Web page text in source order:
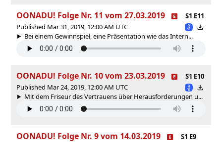
OONADU! Folge Nr. 11 vom 27.03.2019
S1 E11
Published Mar 31, 2019, 12:00 AM UTC
Bei einem Gewinnspiel, eine Präsentation wie das Intern...
OONADU! Folge Nr. 10 vom 23.03.2019
S1 E10
Published Mar 24, 2019, 12:00 AM UTC
Mit dem Friseur des Vertrauens über Herausforderungen u...
OONADU! Folge Nr. 9 vom 14.03.2019
S1 E9